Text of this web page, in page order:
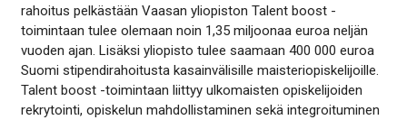
rahoitus pelkästään Vaasan yliopiston Talent boost -
toimintaan tulee olemaan noin 1,35 miljoonaa euroa neljän
vuoden ajan. Lisäksi yliopisto tulee saamaan 400 000 euroa
Suomi stipendirahoitusta kasainvälisille maisteriopiskelijoille.
Talent boost -toimintaan liittyy ulkomaisten opiskelijoiden
rekrytointi, opiskelun mahdollistaminen sekä integroituminen